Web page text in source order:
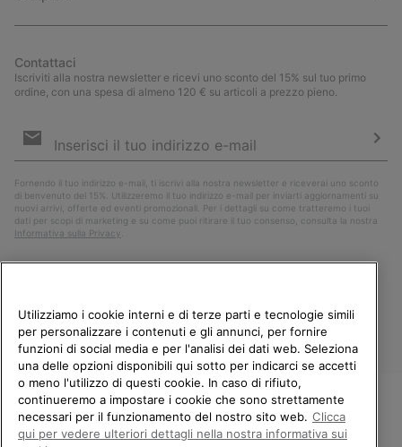
Contattaci
Iscriviti alla nostra newsletter e ricevi uno sconto del 15% sul tuo primo
ordine, con una spesa di almeno 120 € su articoli a prezzo pieno.
e-
Fornendo il tuo indirizzo e-mail, ti iscrivi alla nostra newsletter e riceverai uno sconto
di benvenuto del 15%. Utilizzeremo il tuo indirizzo e-mail per inviarti aggiornamenti su
nuovi arrivi, offerte ed eventi promozionali. Per i dettagli su come tratteremo i tuoi
dati per scopi di marketing e su come puoi ritirare il tuo consenso, consulta la nostra
Informativa sulla Privacy
Italia
©2026Columbia Sportswear Company. Avenue des Morgines, 12 1213
BENVENUTO/A IN SOREL.
Utilizziamo i cookie interni e di terze parti e tecnologie simili
per personalizzare i contenuti e gli annunci, per fornire
funzioni di social media e per l'analisi dei dati web. Seleziona
una delle opzioni disponibili qui sotto per indicarci se accetti
o meno l'utilizzo di questi cookie. In caso di rifiuto,
continueremo a impostare i cookie che sono strettamente
necessari per il funzionamento del nostro sito web. Clicca
qui per vedere ulteriori dettagli nella nostra informativa sui